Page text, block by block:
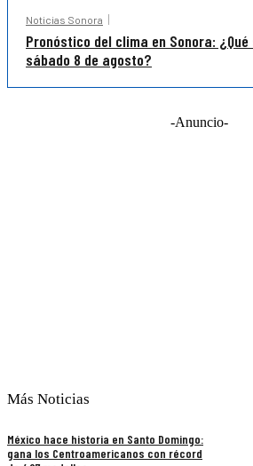
Noticias Sonora
Pronóstico del clima en Sonora:
sábado 8 de agosto?
-Anuncio-
Más Noticias
México hace historia en Santo Domingo:
gana los Centroamericanos con récord